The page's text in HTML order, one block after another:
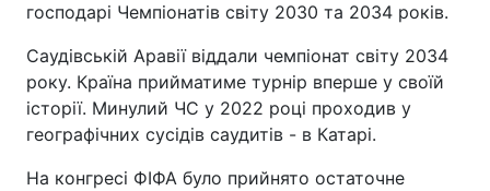
господарі Чемпіонатів світу 2030 та 2034 років.
Саудівській Аравії віддали чемпіонат світу 2034
року. Країна прийматиме турнір вперше у своїй
історії. Минулий ЧС у 2022 році проходив у
географічних сусідів саудитів - в Катарі.
На конгресі ФІФА було прийнято остаточне